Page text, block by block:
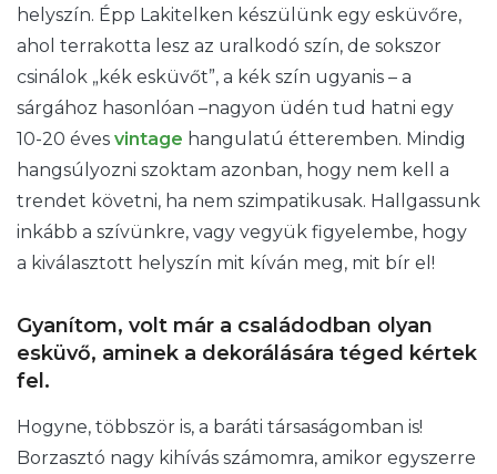
helyszín. Épp Lakitelken készülünk egy esküvőre,
ahol terrakotta lesz az uralkodó szín, de sokszor
csinálok „kék esküvőt”, a kék szín ugyanis – a
sárgához hasonlóan –nagyon üdén tud hatni egy
10-20 éves vintage hangulatú étteremben. Mindig
hangsúlyozni szoktam azonban, hogy nem kell a
trendet követni, ha nem szimpatikusak. Hallgassunk
inkább a szívünkre, vagy vegyük figyelembe, hogy
a kiválasztott helyszín mit kíván meg, mit bír el!
Gyanítom, volt már a családodban olyan
esküvő, aminek a dekorálására téged kértek
fel.
Hogyne, többször is, a baráti társaságomban is!
Borzasztó nagy kihívás számomra, amikor egyszerre